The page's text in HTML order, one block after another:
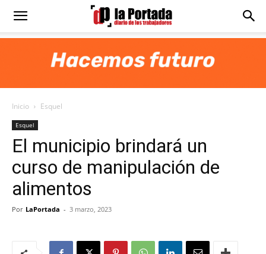
Diario
Portada
Inicio Esquel
Esquel
El municipio brindará un
curso de manipulación de
alimentos
Por LaPortada - 3 marzo, 2023